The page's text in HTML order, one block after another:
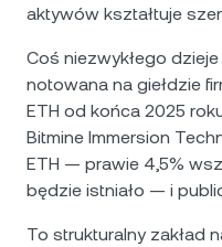
aktywów kształtuje
Coś niezwykłego
notowana na giełdzie
ETH od końca 2025
Bitmine Immersion
ETH — prawie 4,5%
będzie istniało — i
To strukturalny zakład